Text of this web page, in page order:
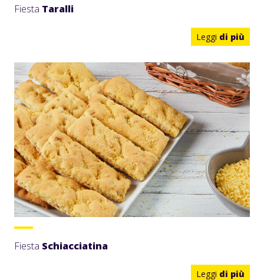
Fiesta Taralli
Leggi di più
Fiesta Schiacciatina
Leggi di più